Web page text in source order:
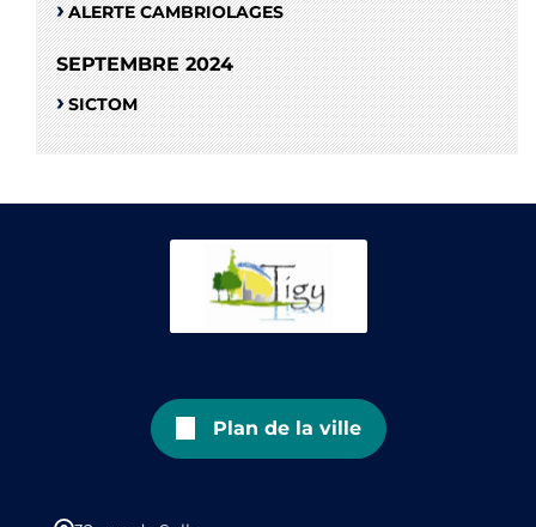
ALERTE CAMBRIOLAGES
SEPTEMBRE 2024
SICTOM
Plan de la ville